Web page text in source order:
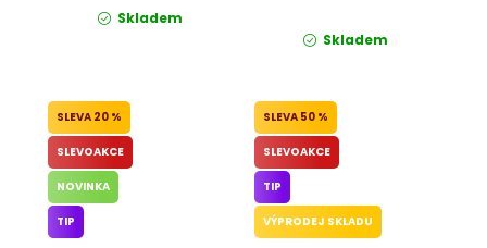
Skladem
Skladem
20 %
SLEVOAKCE
NOVINKA
TIP
50 %
SLEVOAKCE
TIP
VÝPRODEJ SKLADU